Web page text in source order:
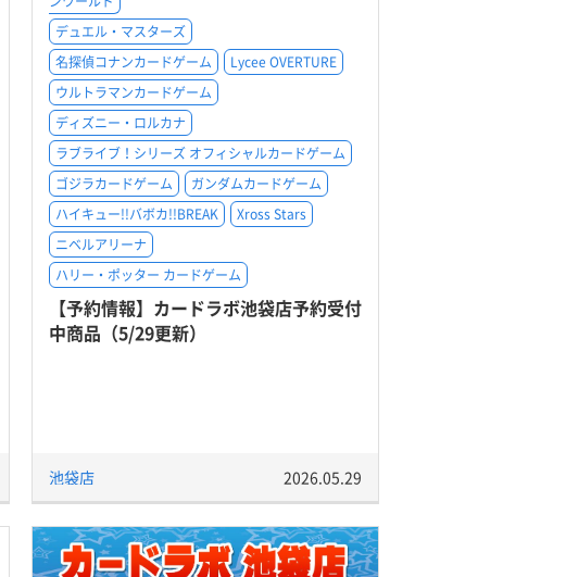
デュエル・マスターズ
名探偵コナンカードゲーム
Lycee OVERTURE
ウルトラマンカードゲーム
ディズニー・ロルカナ
ラブライブ！シリーズ オフィシャルカードゲーム
ゴジラカードゲーム
ガンダムカードゲーム
ハイキュー!!バボカ!!BREAK
Xross Stars
ニベルアリーナ
ハリー・ポッター カードゲーム
【予約情報】カードラボ池袋店予約受付
中商品（5/29更新）
池袋店 2026.05.29